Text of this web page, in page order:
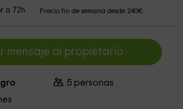
a 72h Precio fin de semana desde 240€
mensaje al propietario
5 personas